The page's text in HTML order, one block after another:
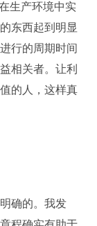
生产环境中实
东西起到明显
行的周期时间
相关者。让利
的人，这样真
确的。我发